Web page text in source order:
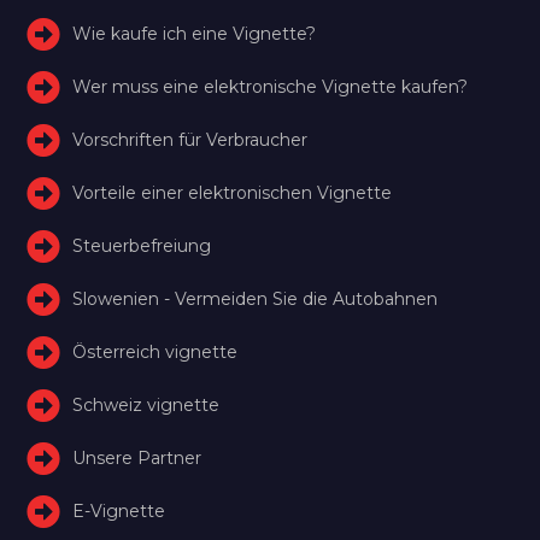
Wie kaufe ich eine Vignette?
Wer muss eine elektronische Vignette kaufen?
Vorschriften für Verbraucher
Vorteile einer elektronischen Vignette
Steuerbefreiung
Slowenien - Vermeiden Sie die Autobahnen
Österreich vignette
Schweiz vignette
Unsere Partner
E-Vignette